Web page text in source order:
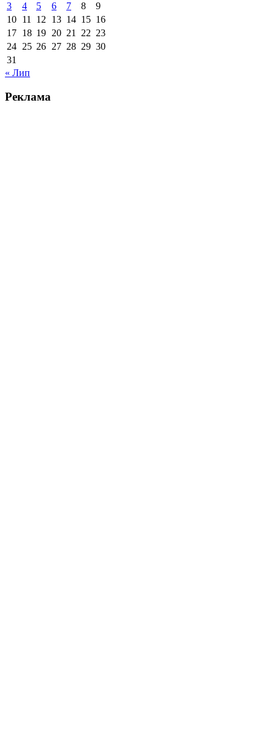
3
4 5 6 7 8
9
10 11 12 13 14 15 16
17 18 19 20 21 22 23
24 25 26 27 28 29 30
31
« Лип
Реклама